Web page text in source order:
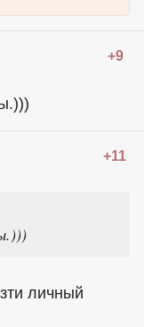
+9
+11
личный